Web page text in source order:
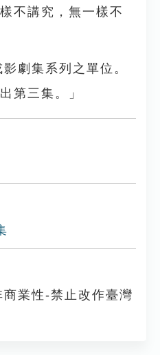
不講究，無一樣不
劇集系列之單位。
第三集。」
業性-禁止改作臺灣